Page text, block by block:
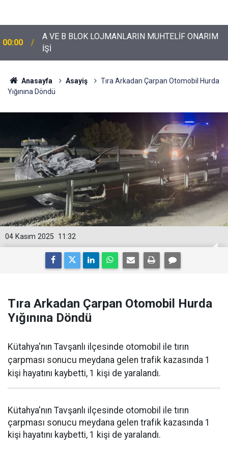
00:00
A VE B BLOK LOJMANLARIN MUHTELİF ONARIM
İŞİ
Anasayfa Asayiş
Tıra Arkadan Çarpan Otomobil Hurda
Yığınına Döndü
11:32
04 Kasım 2025
Tıra Arkadan Çarpan Otomobil Hurda
Yığınına Döndü
Kütahya'nın Tavşanlı ilçesinde otomobil ile tırın
çarpması sonucu meydana gelen trafik kazasında 1
kişi hayatını kaybetti, 1 kişi de yaralandı.
Kütahya'nın Tavşanlı ilçesinde otomobil ile tırın
çarpması sonucu meydana gelen trafik kazasında 1
kişi hayatını kaybetti, 1 kişi de yaralandı.